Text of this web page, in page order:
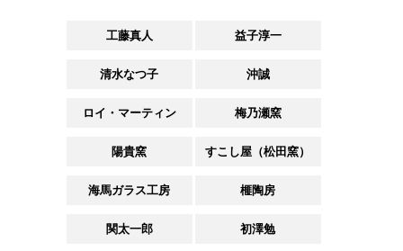
工藤真人 益子淳一
清水なつ子 沖誠
ロイ・マーティン 梅乃瀬窯
陽貴窯 すこし屋（松田窯）
海馬ガラス工房 榧陶房
関太一郎 初澤勉